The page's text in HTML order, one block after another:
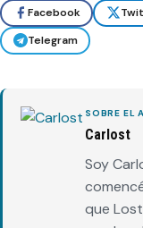
Facebook
Telegram
SOBRE EL
Carlost
Soy
que